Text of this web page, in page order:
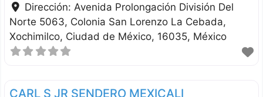
Dirección: Avenida Prolongación División Del
Norte 5063, Colonia San Lorenzo La Cebada
Xochimilco Ciudad de México 16035 México
CARL S JR SENDERO MEXICALI